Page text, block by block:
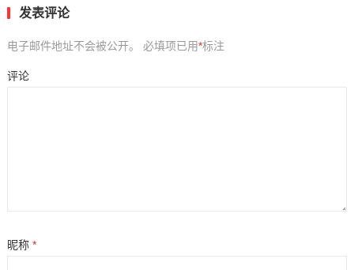
发表评论
电子邮件地址不会被公开。 必填项已用*标注
评论
昵称 *